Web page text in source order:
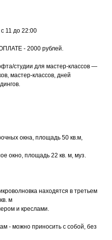
11 до 22:00
- 2000 рублeй.
студии для мастер-классов —
мастер-классов, дней
окна, площадь 50 кв.м,
окно, площадь 22 кв. м, муз.
находятся в третьем
м
и креслами.
- можно приносить с собой, без